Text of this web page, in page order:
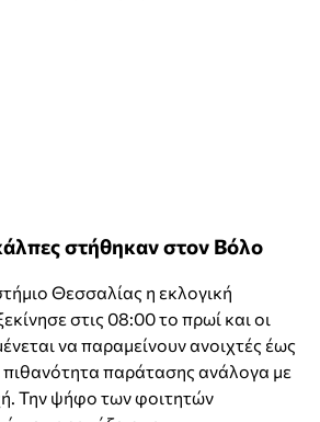
στήθηκαν στον Βόλο
Θεσσαλίας η εκλογική
στις 08:00 το πρωί και οι
να παραμείνουν ανοιχτές έως
πιθανότητα παράτασης ανάλογα με
Την ψήφο των φοιτητών